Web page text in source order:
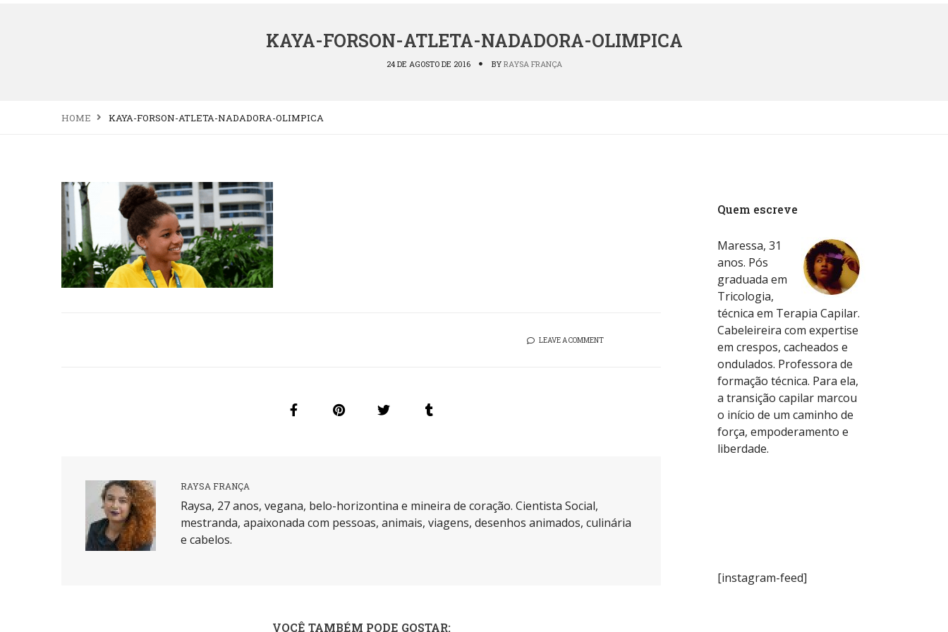
KAYA-FORSON-ATLETA-NADADORA-OLIMPICA
24 DE AGOSTO DE 2016 BY RAYSA FRANÇA
HOME KAYA-FORSON-ATLETA-NADADORA-OLIMPICA
LEAVE A COMMENT
RAYSA FRANÇA
Raysa, 27 anos, vegana, belo-horizontina e mineira de coração. Cientista Social,
mestranda, apaixonada com pessoas, animais, viagens, desenhos animados, culinária
e cabelos.
VOCÊ TAMBÉM PODE GOSTAR:
Quem escreve
Maressa, 31
anos. Pós
graduada em
Tricologia,
técnica em Terapia Capilar.
Cabeleireira com expertise
em crespos, cacheados e
ondulados. Professora de
formação técnica. Para ela,
a transição capilar marcou
o início de um caminho de
força, empoderamento e
liberdade.
[instagram-feed]